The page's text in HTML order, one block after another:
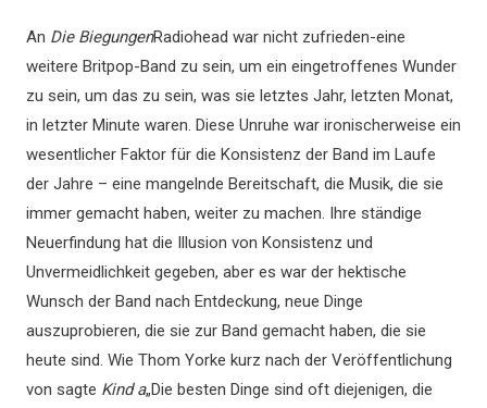
An Die BiegungenRadiohead war nicht zufrieden-eine
weitere Britpop-Band zu sein, um ein eingetroffenes Wunder
zu sein, um das zu sein, was sie letztes Jahr, letzten Monat,
in letzter Minute waren. Diese Unruhe war ironischerweise ein
wesentlicher Faktor für die Konsistenz der Band im Laufe
der Jahre – eine mangelnde Bereitschaft, die Musik, die sie
immer gemacht haben, weiter zu machen. Ihre ständige
Neuerfindung hat die Illusion von Konsistenz und
Unvermeidlichkeit gegeben, aber es war der hektische
Wunsch der Band nach Entdeckung, neue Dinge
auszuprobieren, die sie zur Band gemacht haben, die sie
heute sind. Wie Thom Yorke kurz nach der Veröffentlichung
von sagte Kind a„Die besten Dinge sind oft diejenigen, die